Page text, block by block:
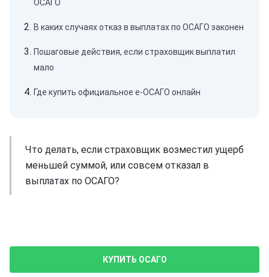
ОСАГО
В каких случаях отказ в выплатах по ОСАГО законен
Пошаговые действия, если страховщик выплатил
мало
Где купить официальное е-ОСАГО онлайн
Что делать, если страховщик возместил ущерб
меньшей суммой, или совсем отказал в
выплатах по ОСАГО?
КУПИТЬ ОСАГО